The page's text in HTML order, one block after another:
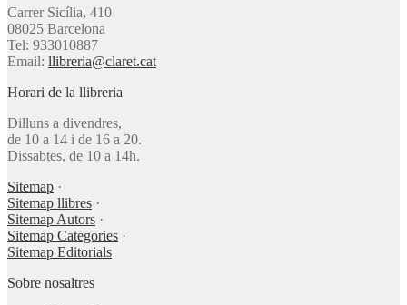
Carrer Sicília, 410
08025 Barcelona
Tel: 933010887
Email: llibreria@claret.cat
Horari de la llibreria
Dilluns a divendres,
de 10 a 14 i de 16 a 20.
Dissabtes, de 10 a 14h.
Sitemap ·
Sitemap llibres ·
Sitemap Autors ·
Sitemap Categories ·
Sitemap Editorials
Sobre nosaltres